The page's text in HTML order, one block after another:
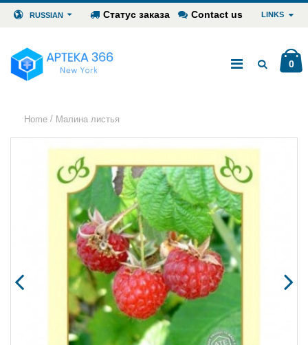
RUSSIAN Статус заказа Contact us LINKS
0
Home / Малина листья